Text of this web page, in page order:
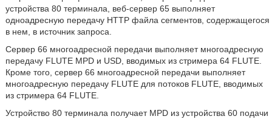
устройства 80 терминала, веб-сервер 65 выполняет
одноадресную передачу HTTP файла сегментов, содержащегося
в нем, в источник запроса.
Сервер 66 многоадресной передачи выполняет многоадресную
передачу FLUTE MPD и USD, вводимых из стримера 64 FLUTE.
Кроме того, сервер 66 многоадресной передачи выполняет
многоадресную передачу FLUTE для потоков FLUTE, вводимых
из стримера 64 FLUTE.
Устройство 80 терминала получает MPD из устройства 60 подачи